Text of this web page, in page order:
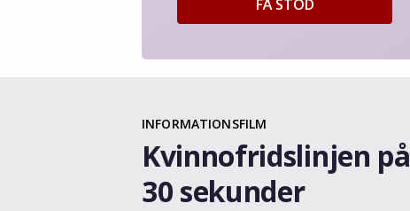
FÅ STÖD
INFORMATIONSFILM
Kvinnofridslinjen på
30 sekunder